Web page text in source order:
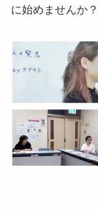
に始めませんか？